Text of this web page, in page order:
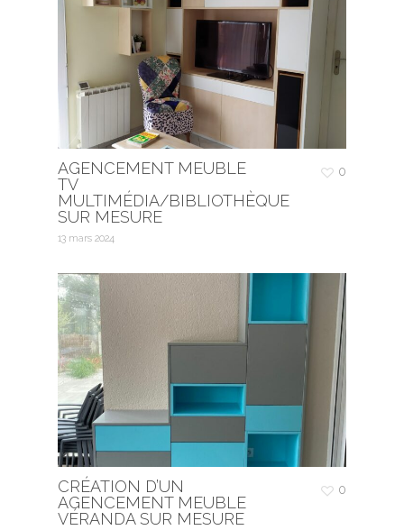
AGENCEMENT MEUBLE
TV
MULTIMÉDIA/BIBLIOTHÈQUE
SUR MESURE
13 mars 2024
0
CRÉATION D’UN
AGENCEMENT MEUBLE
VÉRANDA SUR MESURE
0